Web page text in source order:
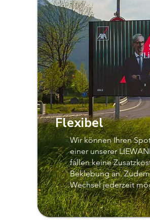
Flexibel
Wir können Ihren
einer unserer
fallen keine
Beklebung an.
Wechsel jederzeit